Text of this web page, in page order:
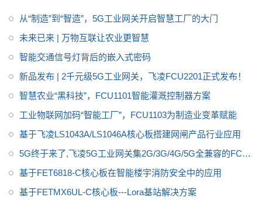
了底板原理图，并提供了RK339
9用户手册、芯片手册，加上优质
从“制造”到“智造”，5G工业网关开启智慧工厂的大门
未来已来 | 万物互联让农业更智慧
智能交通信号灯背后的嵌入式密码
新品发布 | 2千元级5G工业网关，飞凌FCU2201正式发布！
智慧农业“黑科技”，FCU1101智能灌溉控制器方案
工业物联网加码“智能工厂”，FCU1103为制造业变革赋能
基于飞凌LS1043A/LS1046A核心板搭建网闸产品行业应用
5G终于来了,飞凌5G工业网关集2G/3G/4G/5G全兼容的FCU2
301震撼上市
基于FET6818-C核心板在智能楼宇消防安全中的应用
基于FETMX6UL-C核心板---Lora基站解决方案